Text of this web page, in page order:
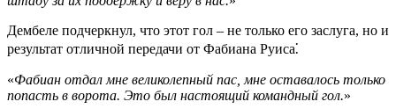
Дембеле подчеркнул, что этот гол – не только его заслуга, но и
результат отличной передачи от Фабиана Руиса⁚
«Фабиан отдал мне великолепный пас, мне оставалось только
попасть в ворота. Это был настоящий командный гол.»